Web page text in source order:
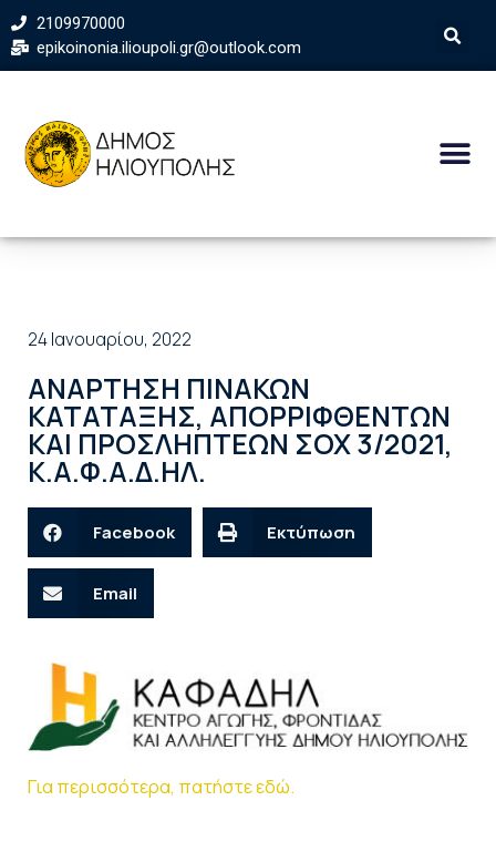
2109970000
epikoinonia.ilioupoli.gr@outlook.com
24 Ιανουαρίου, 2022
ΑΝΑΡΤΗΣΗ ΠΙΝΑΚΩΝ
ΚΑΤΑΤΑΞΗΣ, ΑΠΟΡΡΙΦΘΕΝΤΩΝ
ΚΑΙ ΠΡΟΣΛΗΠΤΕΩΝ ΣΟΧ 3/2021,
Κ.Α.Φ.Α.Δ.ΗΛ.
Facebook Εκτύπωση
Email
Για περισσότερα, πατήστε εδώ.